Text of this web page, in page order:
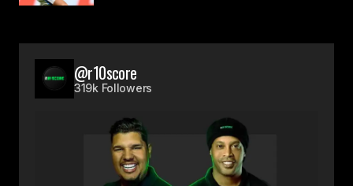
@r10score
319k Followers